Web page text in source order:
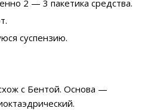
2 — 3 пакетика средства.
суспензию.
с Бентой. Основа —